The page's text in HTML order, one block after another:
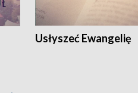
Usłyszeć Ewangelię